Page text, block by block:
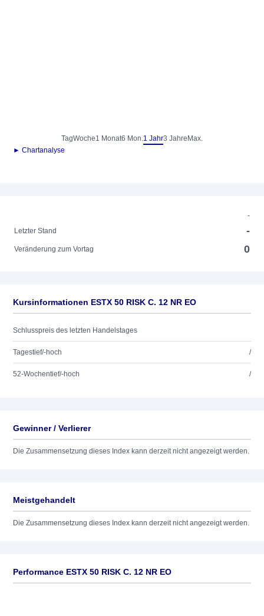
TagWoche1 Monat6 Mon.1 Jahr3 Jahre Max.
► Chartanalyse
-
Letzter Stand
-
Veränderung zum Vortag 0
Kursinformationen ESTX 50 RISK C. 12 NR EO
Schlusspreis des letzten Handelstages
Tagestief/-hoch /
52-Wochentief/-hoch /
Gewinner / Verlierer
Die Zusammensetzung dieses Index kann derzeit nicht angezeigt werden.
Meistgehandelt
Die Zusammensetzung dieses Index kann derzeit nicht angezeigt werden.
Performance ESTX 50 RISK C. 12 NR EO